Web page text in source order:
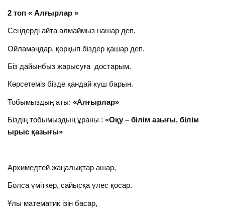
2 топ « Алғырлар »
Сендерді айта алмаймыз нашар деп,
Ойламаңдар, қорқып біздер қашар деп.
Біз дайынбыз жарысуға достарым.
Көрсетеміз бізде қандай күш барын.
Тобымыздың аты:«Алғырлар»
Біздің тобымыздың ұраны :«Оқу – білім азығы, білім
ырыс қазығы»
Архимедтей жаңалықтар ашар,
Болса үміткер, сайысқа үлес қосар.
Ұлы математик ізін басар,